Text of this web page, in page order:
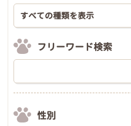
フリーワード検索
性別